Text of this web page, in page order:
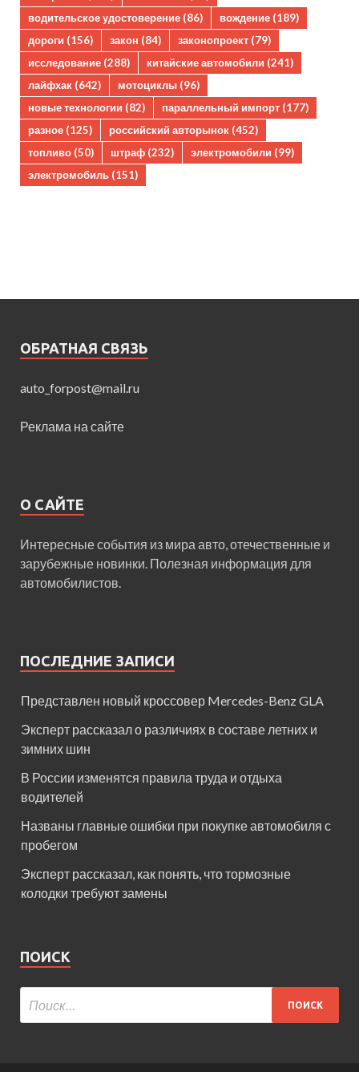
водительское удостоверение (86) вождение (189)
дороги (156) закон (84) законопроект (79)
исследование (288) китайские автомобили (241)
лайфхак (642) мотоциклы (96)
новые технологии (82) параллельный импорт (177)
разное (125) российский авторынок (452)
топливо (50) штраф (232) электромобили (99)
электромобиль (151)
ОБРАТНАЯ СВЯЗЬ
auto_forpost@mail.ru
Реклама на сайте
О САЙТЕ
Интересные события из мира авто, отечественные и
зарубежные новинки. Полезная информация для
автомобилистов.
ПОСЛЕДНИЕ ЗАПИСИ
Представлен новый кроссовер Mercedes-Benz GLA
Эксперт рассказал о различиях в составе летних и
зимних шин
В России изменятся правила труда и отдыха
водителей
Названы главные ошибки при покупке автомобиля с
пробегом
Эксперт рассказал, как понять, что тормозные
колодки требуют замены
ПОИСК